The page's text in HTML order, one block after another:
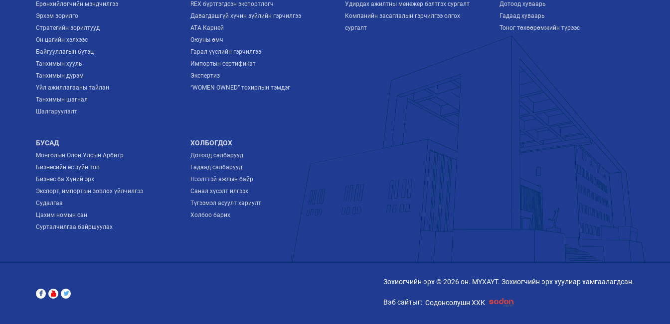
Ерөнхийлөгчийн мэндчилгээ
Эрхэм зорилго
Стратегийн зорилтууд
Он цагийн хэлхээс
Байгууллагын бүтэц
Танхимын хууль
Танхимын дүрэм
Үйл ажиллагааны тайлан
Танхимын шагнал
Шалгаруулалт
REX бүртгэгдсэн экспортлогч
Давагдашгүй хүчин зүйлийн гэрчилгээ
ATA Карней
Оюуны өмч
Гарал үүслийн гэрчилгээ
Импортын сертификат
Экспертиз
“WOMEN OWNED” тохирлын тэмдэг
Удирдах ажилтны менежер бэлтгэх сургалт
Компанийн засаглалын гэрчилгээ олгох
сургалт
Дотоод хуваарь
Гадаад хуваарь
Тоног төхөөрөмжийн түрээс
БУСАД
Монголын Олон Улсын Арбитр
Бизнесийн ёс зүйн төв
Бизнес ба Хүний эрх
Экспорт, импортын зөвлөх үйлчилгээ
Судалгаа
Цахим номын сан
Сурталчилгаа байршуулах
ХОЛБОГДОХ
Дотоод салбарууд
Гадаад салбарууд
Нээлттэй ажлын байр
Санал хүсэлт илгээх
Түгээмэл асуулт хариулт
Холбоо барих
Зохиогчийн эрх © 2026 он. МҮХАҮТ. Зохиогчийн эрх хуулиар хамгаалагдсан.
Вэб сайтыг: Содонсолушн ХХК